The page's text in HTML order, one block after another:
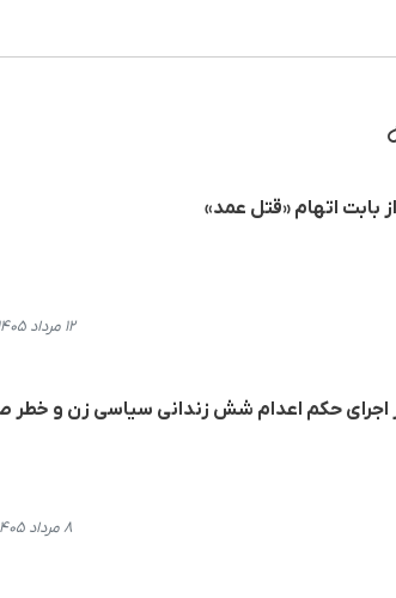
بابت اتهام «قتل عمد»
۱۲ مرداد ۱۴۰۵، ۱۶:۴۴
اجرای حکم اعدام شش زندانی سیاسی زن و خطر
۸ مرداد ۱۴۰۵، ۲۰:۴۹